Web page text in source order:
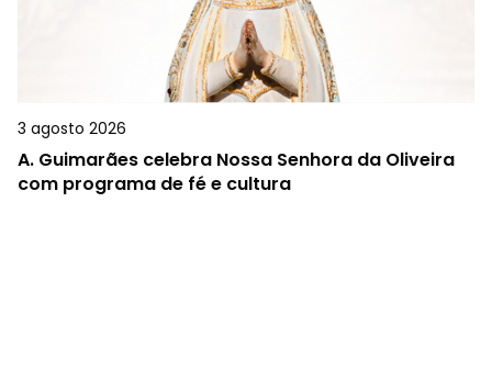
3 agosto 2026
A. Guimarães celebra Nossa Senhora da Oliveira
com programa de fé e cultura